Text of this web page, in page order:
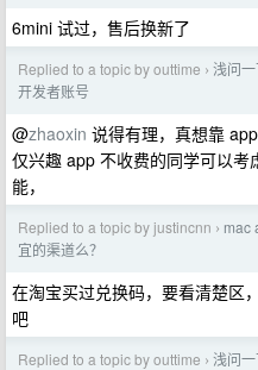
6mini 试过，售后换新了
Replied to a topic by outtime › 浅问
开发者账号
@zhaoxin 说得有理，真想靠
仅兴趣 app 不收费的同学可以
能，
Replied to a topic by justincnn › mac
宜的渠道么？
在淘宝买过兑换码，要看清楚区
吧
Replied to a topic by outtime › 浅问